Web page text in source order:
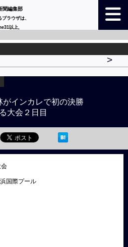
聞編集部
ラウザは、
以上,
>
がインカレで初の決勝
大会２日目
国際プール